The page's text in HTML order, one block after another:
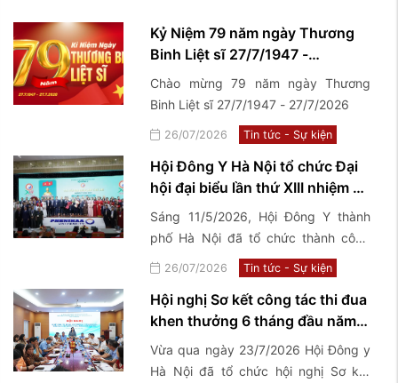
Kỷ Niệm 79 năm ngày Thương
Binh Liệt sĩ 27/7/1947 -
27/7/2026
Chào mừng 79 năm ngày Thương
Binh Liệt sĩ 27/7/1947 - 27/7/2026
26/07/2026 Tin tức - Sự kiện
Hội Đông Y Hà Nội tổ chức Đại
hội đại biểu lần thứ XIII nhiệm kỳ
2026-2031
Sáng 11/5/2026, Hội Đông Y thành
phố Hà Nội đã tổ chức thành công
Đại hội Đại biểu lần thứ XIII nhiệm kỳ
2026-2031 với chủ đề "Kế thừa - Đổi
mới - Chuẩn hóa - Phát triển".
26/07/2026 Tin tức - Sự kiện
Hội nghị Sơ kết công tác thi đua
khen thưởng 6 tháng đầu năm,
triển khai nhiệm vụ trọng tâm 6
tháng cuối năm 2026
Vừa qua ngày 23/7/2026 Hội Đông y
Hà Nội đã tổ chức hội nghị Sơ kết